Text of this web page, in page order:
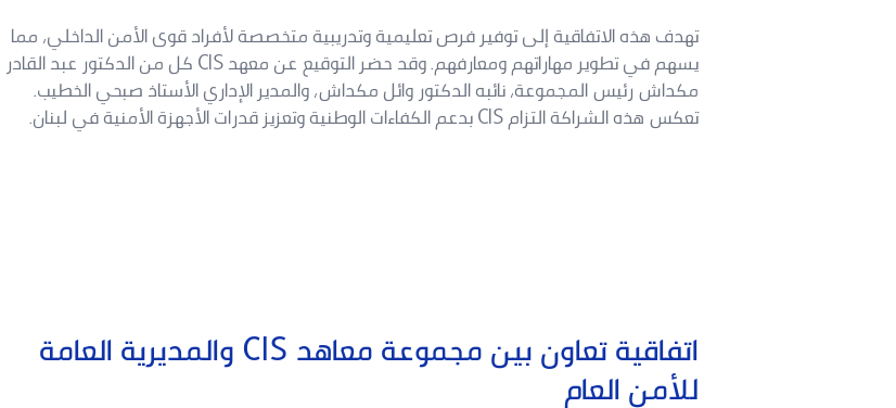
تهدف هذه الاتفاقية إلى توفير فرص تعليمية وتدريبية متخصصة لأفراد قوى الأمن الداخلي، مما
يسهم في تطوير مهاراتهم ومعارفهم. وقد حضر التوقيع عن معهد CIS كل من الدكتور عبد القادر
مكداش رئيس المجموعة، نائبه الدكتور وائل مكداش، والمدير الإداري الأستاذ صبحي الخطيب.
تعكس هذه الشراكة التزام CIS بدعم الكفاءات الوطنية وتعزيز قدرات الأجهزة الأمنية في لبنان.
اتفاقية تعاون بين مجموعة معاهد CIS والمديرية العامة
للأمن العام